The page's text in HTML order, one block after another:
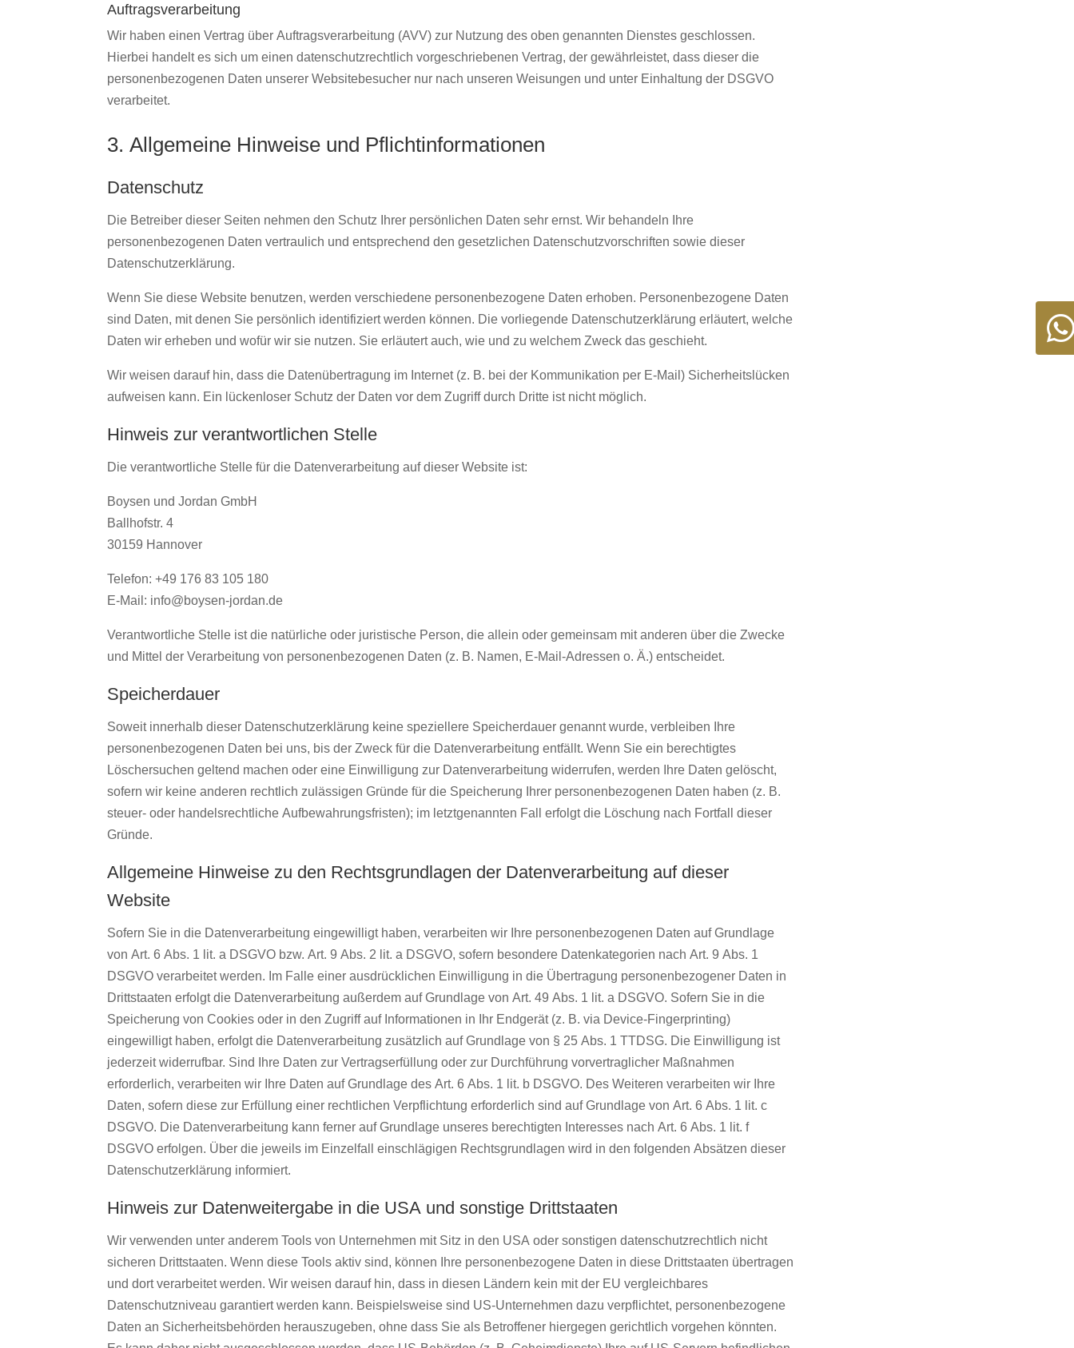
Auftragsverarbeitung
Wir haben einen Vertrag über Auftragsverarbeitung (AVV) zur Nutzung des oben genannten Dienstes geschlossen.
Hierbei handelt es sich um einen datenschutzrechtlich vorgeschriebenen Vertrag, der gewährleistet, dass dieser die
personenbezogenen Daten unserer Websitebesucher nur nach unseren Weisungen und unter Einhaltung der DSGVO
verarbeitet.
3. Allgemeine Hinweise und Pflicht­informationen
Datenschutz
Die Betreiber dieser Seiten nehmen den Schutz Ihrer persönlichen Daten sehr ernst. Wir behandeln Ihre
personenbezogenen Daten vertraulich und entsprechend den gesetzlichen Datenschutzvorschriften sowie dieser
Datenschutzerklärung.
Wenn Sie diese Website benutzen, werden verschiedene personenbezogene Daten erhoben. Personenbezogene Daten
sind Daten, mit denen Sie persönlich identifiziert werden können. Die vorliegende Datenschutzerklärung erläutert, welche
Daten wir erheben und wofür wir sie nutzen. Sie erläutert auch, wie und zu welchem Zweck das geschieht.
Wir weisen darauf hin, dass die Datenübertragung im Internet (z. B. bei der Kommunikation per E-Mail) Sicherheitslücken
aufweisen kann. Ein lückenloser Schutz der Daten vor dem Zugriff durch Dritte ist nicht möglich.
Hinweis zur verantwortlichen Stelle
Die verantwortliche Stelle für die Datenverarbeitung auf dieser Website ist:
Boysen und Jordan GmbH
Ballhofstr. 4
30159 Hannover
Telefon: +49 176 83 105 180
E-Mail: info@boysen-jordan.de
Verantwortliche Stelle ist die natürliche oder juristische Person, die allein oder gemeinsam mit anderen über die Zwecke
und Mittel der Verarbeitung von personenbezogenen Daten (z. B. Namen, E-Mail-Adressen o. Ä.) entscheidet.
Speicherdauer
Soweit innerhalb dieser Datenschutzerklärung keine speziellere Speicherdauer genannt wurde, verbleiben Ihre
personenbezogenen Daten bei uns, bis der Zweck für die Datenverarbeitung entfällt. Wenn Sie ein berechtigtes
Löschersuchen geltend machen oder eine Einwilligung zur Datenverarbeitung widerrufen, werden Ihre Daten gelöscht,
sofern wir keine anderen rechtlich zulässigen Gründe für die Speicherung Ihrer personenbezogenen Daten haben (z. B.
steuer- oder handelsrechtliche Aufbewahrungsfristen); im letztgenannten Fall erfolgt die Löschung nach Fortfall dieser
Gründe.
Allgemeine Hinweise zu den Rechtsgrundlagen der Datenverarbeitung auf dieser
Website
Sofern Sie in die Datenverarbeitung eingewilligt haben, verarbeiten wir Ihre personenbezogenen Daten auf Grundlage
von Art. 6 Abs. 1 lit. a DSGVO bzw. Art. 9 Abs. 2 lit. a DSGVO, sofern besondere Datenkategorien nach Art. 9 Abs. 1
DSGVO verarbeitet werden. Im Falle einer ausdrücklichen Einwilligung in die Übertragung personenbezogener Daten in
Drittstaaten erfolgt die Datenverarbeitung außerdem auf Grundlage von Art. 49 Abs. 1 lit. a DSGVO. Sofern Sie in die
Speicherung von Cookies oder in den Zugriff auf Informationen in Ihr Endgerät (z. B. via Device-Fingerprinting)
eingewilligt haben, erfolgt die Datenverarbeitung zusätzlich auf Grundlage von § 25 Abs. 1 TTDSG. Die Einwilligung ist
jederzeit widerrufbar. Sind Ihre Daten zur Vertragserfüllung oder zur Durchführung vorvertraglicher Maßnahmen
erforderlich, verarbeiten wir Ihre Daten auf Grundlage des Art. 6 Abs. 1 lit. b DSGVO. Des Weiteren verarbeiten wir Ihre
Daten, sofern diese zur Erfüllung einer rechtlichen Verpflichtung erforderlich sind auf Grundlage von Art. 6 Abs. 1 lit. c
DSGVO. Die Datenverarbeitung kann ferner auf Grundlage unseres berechtigten Interesses nach Art. 6 Abs. 1 lit. f
DSGVO erfolgen. Über die jeweils im Einzelfall einschlägigen Rechtsgrundlagen wird in den folgenden Absätzen dieser
Datenschutzerklärung informiert.
Hinweis zur Datenweitergabe in die USA und sonstige Drittstaaten
Wir verwenden unter anderem Tools von Unternehmen mit Sitz in den USA oder sonstigen datenschutzrechtlich nicht
sicheren Drittstaaten. Wenn diese Tools aktiv sind, können Ihre personenbezogene Daten in diese Drittstaaten übertragen
und dort verarbeitet werden. Wir weisen darauf hin, dass in diesen Ländern kein mit der EU vergleichbares
Datenschutzniveau garantiert werden kann. Beispielsweise sind US-Unternehmen dazu verpflichtet, personenbezogene
Daten an Sicherheitsbehörden herauszugeben, ohne dass Sie als Betroffener hiergegen gerichtlich vorgehen könnten.
